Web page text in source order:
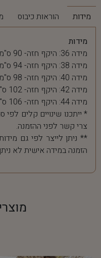
מידות הוראות כיבוס
מידות
מידה 36: היקף חזה- 90 ס"מ, היקף מותן- 68 ס"מ
מידה 38: היקף חזה- 94 ס"מ, היקף מותן- 72 ס"מ
מידה 40: היקף חזה- 98 ס"מ, היקף מותן- 76 ס"מ
מידה 42: היקף חזה- 102 ס"מ, היקף מותן- 80 ס"מ
מידה 44: היקף חזה- 106 ס"מ, היקף מותן- 84 ס"מ
* ייתכנו שינויים קלים
צרי קשר לפני ההזמנה.
** ניתן לייצר לפי גם
הזמנה במידה אישית לא